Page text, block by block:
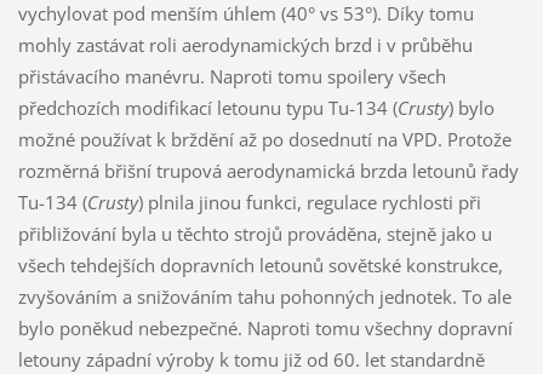
vychylovat pod menším úhlem (40° vs 53°). Díky tomu
mohly zastávat roli aerodynamických brzd i v průběhu
přistávacího manévru. Naproti tomu spoilery všech
předchozích modifikací letounu typu Tu-134 (Crusty) bylo
možné používat k brždění až po dosednutí na VPD. Protože
rozměrná břišní trupová aerodynamická brzda letounů řady
Tu-134 (Crusty) plnila jinou funkci, regulace rychlosti při
přibližování byla u těchto strojů prováděna, stejně jako u
všech tehdejších dopravních letounů sovětské konstrukce,
zvyšováním a snižováním tahu pohonných jednotek. To ale
bylo poněkud nebezpečné. Naproti tomu všechny dopravní
letouny západní výroby k tomu již od 60. let standardně